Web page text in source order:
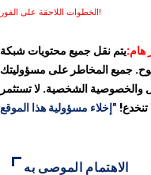
الخطوات اللاحقة على الفور!
هام:يتم نقل جميع محتويات شبكة airdrop للعملة من
جميع المخاطر على مسؤوليتك
والخصوصية الشخصية. لا تستثمر
الاهتمام الموصى به